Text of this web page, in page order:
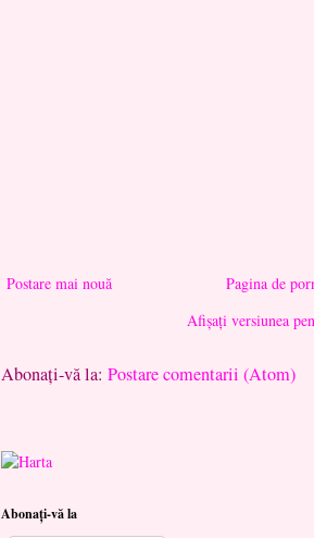
Postare mai nouă
Pagina de
Afișați versiunea
Abonați-vă la: Postare comentarii (Atom)
Abonați-vă la